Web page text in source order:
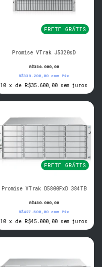
FRETE GRÁTIS
Promise VTrak J5320sD
R$356.000,00
R$338.200,00 com Pix
10 x de R$35.600,00 sem juros
FRETE GRÁTIS
Promise VTrak D5800FxD 384TB
R$450.000,00
R$427.500,00 com Pix
10 x de R$45.000,00 sem juros